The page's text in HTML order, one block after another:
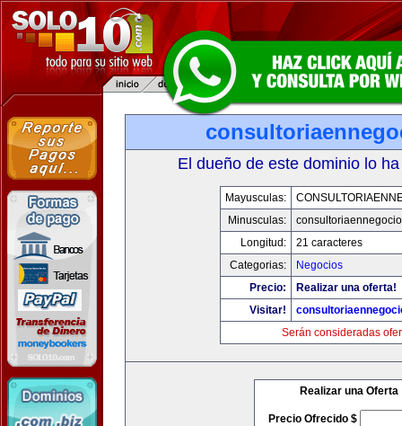
El dueño de este dominio lo
Mayusculas:
Minusculas:
Longitud:
21 caracteres
Categorias:
Negocios
Precio:
Realizar una oferta!
Visitar!
Serán consideradas
Realizar una Oferta
Precio Ofrecido $